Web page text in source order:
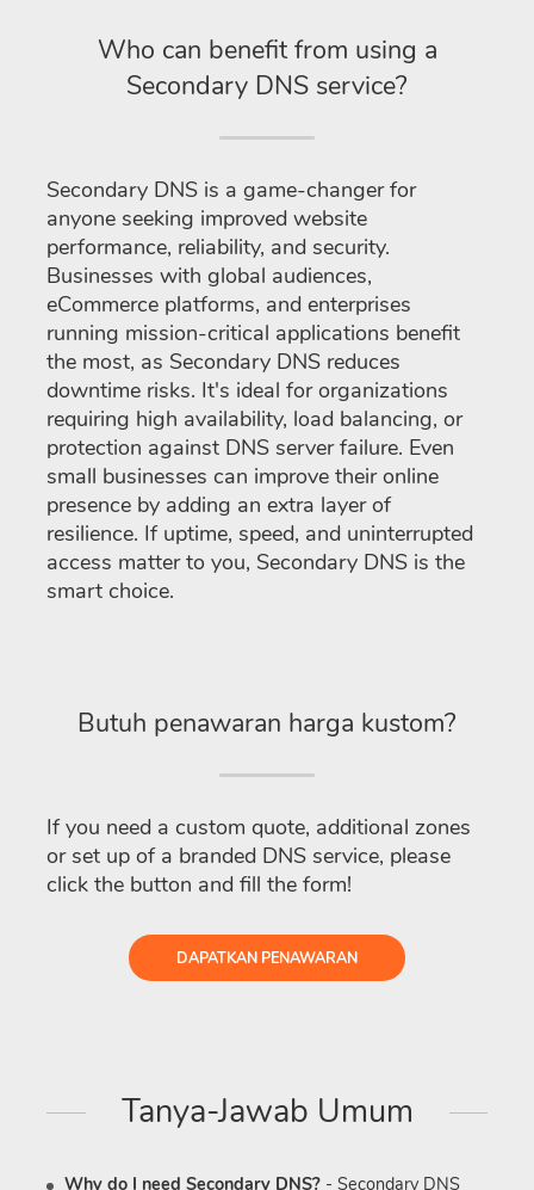
Who can benefit from using a
Secondary DNS service?
Secondary DNS is a game-changer for
anyone seeking improved website
performance, reliability, and security.
Businesses with global audiences,
eCommerce platforms, and enterprises
running mission-critical applications benefit
the most, as Secondary DNS reduces
downtime risks. It's ideal for organizations
requiring high availability, load balancing, or
protection against DNS server failure. Even
small businesses can improve their online
presence by adding an extra layer of
resilience. If uptime, speed, and uninterrupted
access matter to you, Secondary DNS is the
smart choice.
Butuh penawaran harga kustom?
If you need a custom quote, additional zones
or set up of a branded DNS service, please
click the button and fill the form!
DAPATKAN PENAWARAN
Tanya-Jawab Umum
Why do I need Secondary DNS? - Secondary DNS